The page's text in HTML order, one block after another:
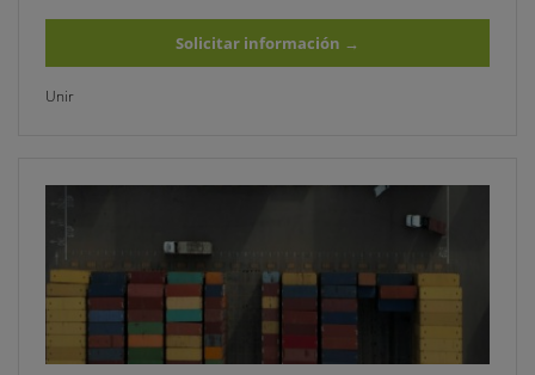
Solicitar información →
Unir